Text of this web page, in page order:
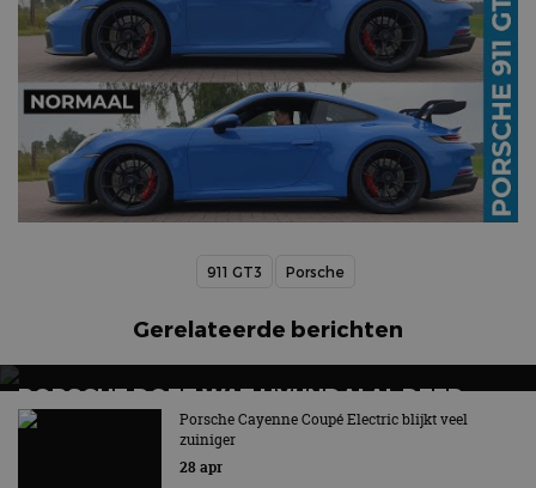
911 GT3 Porsche
Gerelateerde berichten
PORSCHE DOET WAT HYUNDAI AL DEED
Zelf schakelen met E-Shift!Porsche Cayenne Coupé Electric blijkt veel
zuiniger
28 apr